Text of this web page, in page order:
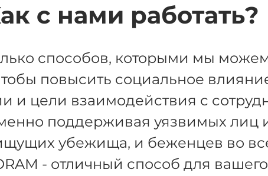
с нами работать?
способов, которыми мы
повысить социальное
и цели взаимодействия с
поддерживая уязвимых лиц
убежища, и беженцев во
- отличный способ для